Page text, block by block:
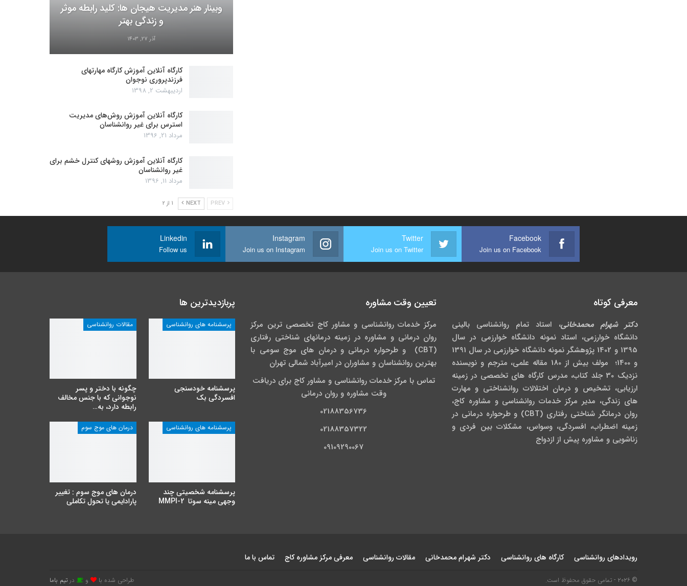
وبینار هنر مدیریت هیجان ها: کلید رابطه موثر
و زندگی بهتر
آذر 27, 1403
کارگاه آنلاین آموزش کارگاه مهارتهای
فرزندپروری نوجوان
اردیبهشت 2, 1398
کارگاه آنلاین آموزش روش‌های مدیریت
استرس برای غیر روانشناسان
مرداد 21, 1396
کارگاه آنلاین آموزش روشهای کنترل خشم برای
غیر روانشناسان
مرداد 11, 1396
NEXT 1 از 2
Facebook
Join us on Facebook
Twitter
Join us on Twitter
Instagram
Join us on Instagram
Linkedin
Follow us
معرفی کوتاه
دکتر شهرام محمدخانی، استاد تمام روانشناسی بالینی
دانشگاه خوارزمی، استاد نمونه دانشگاه خوارزمی در سال
1395 و 1402 پژوهشگر نمونه دانشگاه خوارزمی در سال 1391
و 1400؛ مولف بیش از 180 مقاله علمی، مترجم و نویسنده
نزدیک 30 جلد کتاب، مدرس کارگاه­ های تخصصی در زمینه
ارزیابی، تشخیص و درمان اختلالات روانشناختی و مهارت
های زندگی، مدیر مرکز خدمات روانشناسی و مشاوره کاج،
روان­ درمانگر شناختی رفتاری (CBT) و طرحواره درمانی در
زمینه اضطراب، افسردگی، وسواس، مشکلات بین فردی و
زناشویی و مشاوره پیش از ازدواج
تعیین وقت مشاوره
مرکز خدمات روانشناسی و مشاور کاج تخصصی‏ ترین مرکز
روان درمانی و مشاوره در زمینه درمان‏های شناختی رفتاری
(CBT) و طرحواره درمانی و درمان های موج سومی با
بهترین روانشناسان و مشاوران در امیرآباد شمالی تهران
تماس با مرکز خدمات روانشناسی و مشاور کاج برای دریافت
وقت مشاوره و روان درمانی
02188356736
02188357322
09109290067
پربازدیدترین ها
پرسشنامه های روانشناسی
پرسشنامه خودسنجی
افسردگی بک
مقالات روانشناسی
چگونه با دختر و پسر
نوجوانی که با جنس مخالف
رابطه دارد، به…
پرسشنامه های روانشناسی
پرسشنامه شخصیتی چند
وجهی مینه سوتا MMPI-2
درمان های موج سوم
درمان های موج سوم : تغییر
پارادایمی یا تحول تکاملی
رویدادهای روانشناسی کارگاه های روانشناسی دکتر شهرام محمدخانی مقالات روانشناسی معرفی مرکز مشاوره کاج تماس با ما
© 2026 - تمامی حقوق محفوظ است. طراحی شده با و در تیم باما